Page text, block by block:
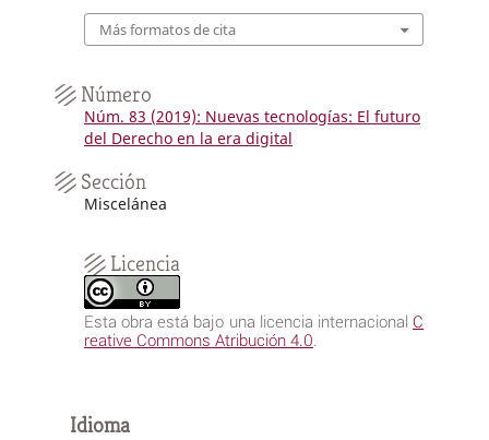
Más formatos de cita
Número
Núm. 83 (2019): Nuevas tecnologías: El futuro
del Derecho en la era digital
Sección
Miscelánea
Licencia
Esta obra está bajo una licencia internacional C
reative Commons Atribución 4.0
Idioma